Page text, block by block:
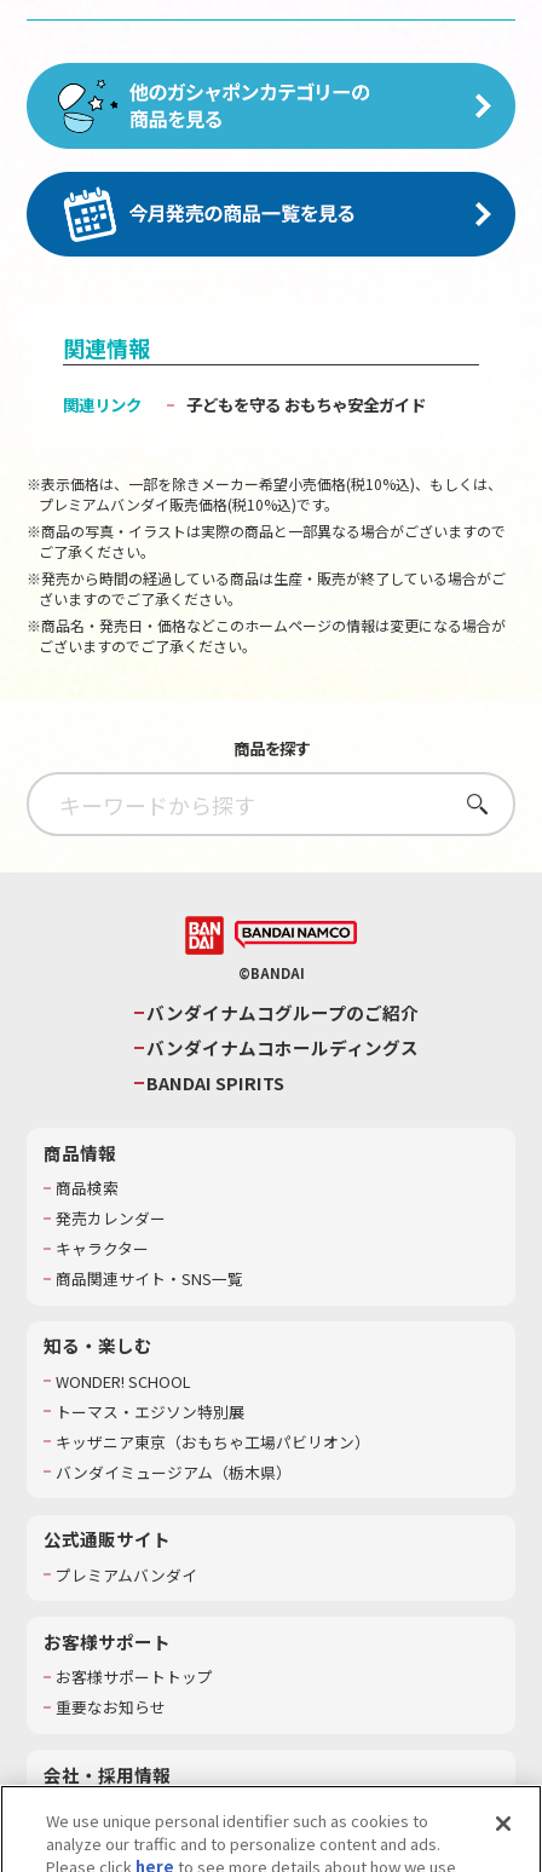
関連情報
関連リンク 子どもを守る おもちゃ安全ガイド
※表示価格は、一部を除きメーカー希望小売価格(税10%込)、もしくは、
プレミアムバンダイ販売価格(税10%込)です。
※商品の写真・イラストは実際の商品と一部異なる場合がございますので
ご了承ください。
※発売から時間の経過している商品は生産・販売が終了している場合がご
ざいますのでご了承ください。
※商品名・発売日・価格などこのホームページの情報は変更になる場合が
ございますのでご了承ください。
商品を探す
さがす
©BANDAI
バンダイナムコグループのご紹介
バンダイナムコホールディングス
BANDAI SPIRITS
商品情報
商品検索
発売カレンダー
キャラクター
商品関連サイト・SNS一覧
知る・楽しむ
WONDER! SCHOOL
トーマス・エジソン特別展
キッザニア東京（おもちゃ工場パビリオン）​
バンダイミュージアム（栃木県）
公式通販サイト
プレミアムバンダイ
お客様サポート
お客様サポートトップ
重要なお知らせ
会社・採用情報
採用情報
We use unique personal identifier such as cookies to
analyze our traffic and to personalize content and ads.
Please click here to see more details about how we use